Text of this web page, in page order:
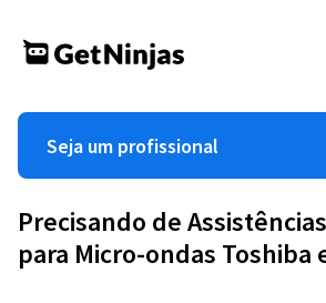
Seja um profissional
Precisando de
para Micro-ondas Toshiba